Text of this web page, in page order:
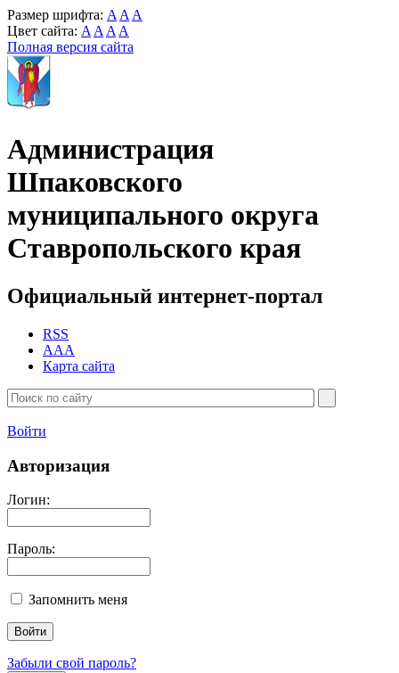
Размер шрифта: A A A
Цвет сайта: A A A A
Полная версия сайта
Администрация
Шпаковского
муниципального округа
Ставропольского края
Официальный интернет-портал
RSS
AAA
Карта сайта
Войти
Авторизация
Логин:
Пароль:
Запомнить меня
Забыли свой пароль?